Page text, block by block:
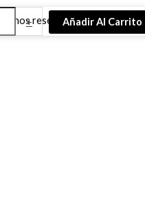
reservados | Diseñado
+ Añadir Al Carrito